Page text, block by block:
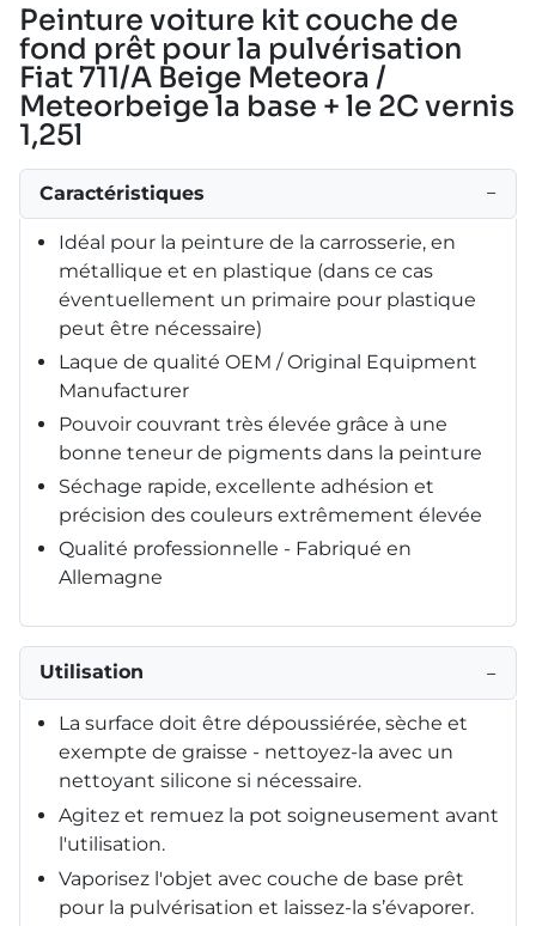
Peinture voiture kit couche de
fond prêt pour la pulvérisation
Fiat 711/A Beige Meteora /
Meteorbeige la base + le 2C vernis
1,25l
Caractéristiques −
Idéal pour la peinture de la carrosserie, en
métallique et en plastique (dans ce cas
éventuellement un primaire pour plastique
peut être nécessaire)
Laque de qualité OEM / Original Equipment
Manufacturer
Pouvoir couvrant très élevée grâce à une
bonne teneur de pigments dans la peinture
Séchage rapide, excellente adhésion et
précision des couleurs extrêmement élevée
Qualité professionnelle - Fabriqué en
Allemagne
Utilisation −
La surface doit être dépoussiérée, sèche et
exempte de graisse - nettoyez-la avec un
nettoyant silicone si nécessaire.
Agitez et remuez la pot soigneusement avant
l'utilisation.
Vaporisez l'objet avec couche de base prêt
pour la pulvérisation et laissez-la s’évaporer.